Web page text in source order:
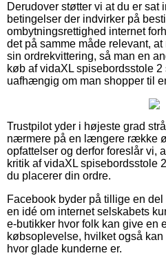
Derudover støtter vi at du er sat
betingelser der indvirker på
ombytningsrettighed internet
det på samme måde relevant,
sin ordrekvittering, så man en
køb af vidaXL spisebordsstole 2
uafhængig om man shopper til
Trustpilot yder i højeste grad
nærmere på en længere række
opfattelser og derfor foreslår vi,
kritik af vidaXL spisebordsstole
du placerer din ordre.
Facebook byder på tillige en
en idé om internet selskabets
e-butikker hvor folk kan give en
købsoplevelse, hvilket også
hvor glade kunderne er.